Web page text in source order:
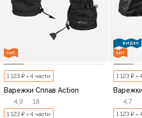
ХИТ
1 123 ₽ × 4 части
Варежки Сплав Action
4,9
18
1 123 ₽ × 4 части
ВИДЕО
ХИТ
1 123 ₽ ×
4,7
1 123 ₽ ×